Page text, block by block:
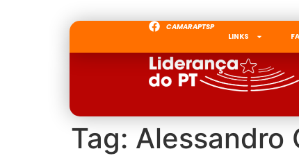
CAMARAPTSP
LINKS
Tag: Alessandro